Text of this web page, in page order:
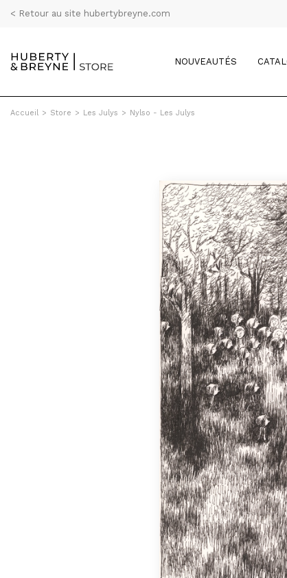
< Retour au site hubertybreyne.com
NOUVEAUTÉS
Accueil > Store > Les Julys > Nylso - Les Julys